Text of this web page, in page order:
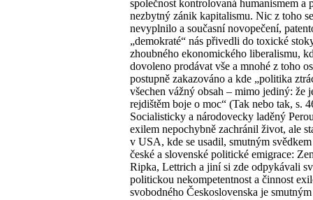
společnost kontrolovaná humanismem a
nezbytný zánik kapitalismu. Nic z toho
nevyplnilo a současní novopečení,
„demokraté“ nás přivedli do toxické
zhoubného ekonomického liberalismu,
dovoleno prodávat vše a mnohé z toho
postupně zakazováno a kde „politika
všechen vážný obsah – mimo jediný: že
rejdištěm boje o moc“ (Tak nebo tak, s.
Socialisticky a národovecky laděný
exilem nepochybně zachránil život, ale
v USA, kde se usadil, smutným
české a slovenské politické emigrace:
Ripka, Lettrich a jiní si zde odpykávali
politickou nekompetentnost a činnost
svobodného Československa je smutným